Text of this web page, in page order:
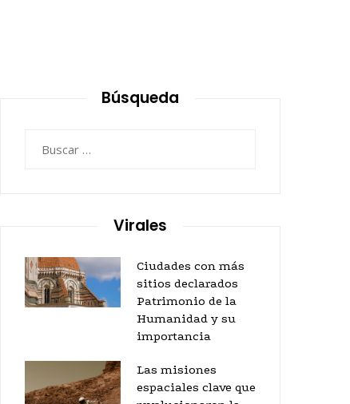
Búsqueda
Virales
Ciudades con más
sitios declarados
Patrimonio de la
Humanidad y su
importancia
Las misiones
espaciales clave que